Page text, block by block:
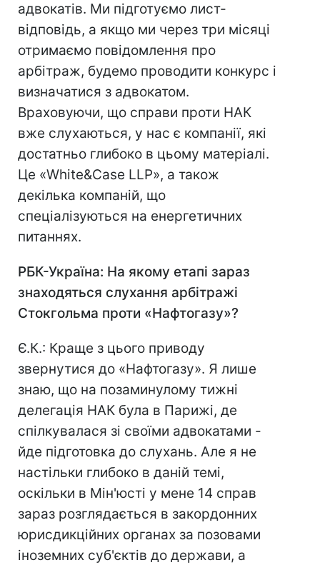
адвокатів. Ми підготуємо лист-
відповідь, а якщо ми через три місяці
отримаємо повідомлення про
арбітраж, будемо проводити конкурс і
визначатися з адвокатом.
Враховуючи, що справи проти НАК
вже слухаються, у нас є компанії, які
достатньо глибоко в цьому матеріалі.
Це «White&Case LLP», а також
декілька компаній, що
спеціалізуються на енергетичних
питаннях.
РБК-Україна: На якому етапі зараз
знаходяться слухання арбітражі
Стокгольма проти «Нафтогазу»?
Є.К.: Краще з цього приводу
звернутися до «Нафтогазу». Я лише
знаю, що на позаминулому тижні
делегація НАК була в Парижі, де
спілкувалася зі своїми адвокатами -
йде підготовка до слухань. Але я не
настільки глибоко в даній темі,
оскільки в Мін'юсті у мене 14 справ
зараз розглядається в закордонних
юрисдикційних органах за позовами
іноземних суб'єктів до держави, а